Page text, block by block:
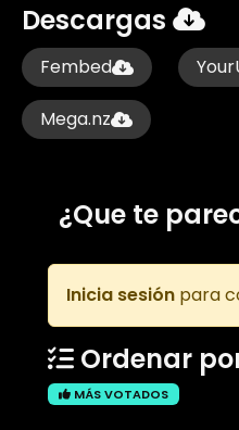
Descargas
Fembed
Mega.nz
¿Que te
Inicia sesión para
Ordenar
MÁS VOTADOS